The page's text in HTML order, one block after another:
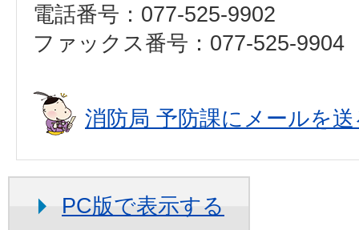
電話番号：077-525-9902
ファックス番号：077-525-9904
消防局 予防課にメールを
PC版で表示する